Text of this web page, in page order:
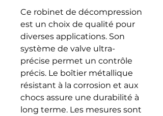
Ce robinet de décompression
est un choix de qualité pour
diverses applications. Son
système de valve ultra-
précise permet un contrôle
précis. Le boîtier métallique
résistant à la corrosion et aux
chocs assure une durabilité à
long terme. Les mesures sont